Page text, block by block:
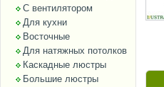
С вентилятором
Для кухни
Восточные
Для натяжных потолков
Каскадные люстры
Большие люстры